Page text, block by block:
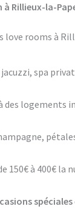
Rillieux-la-
love rooms à
spa
des logements
150€ à 400€ la
spéciales